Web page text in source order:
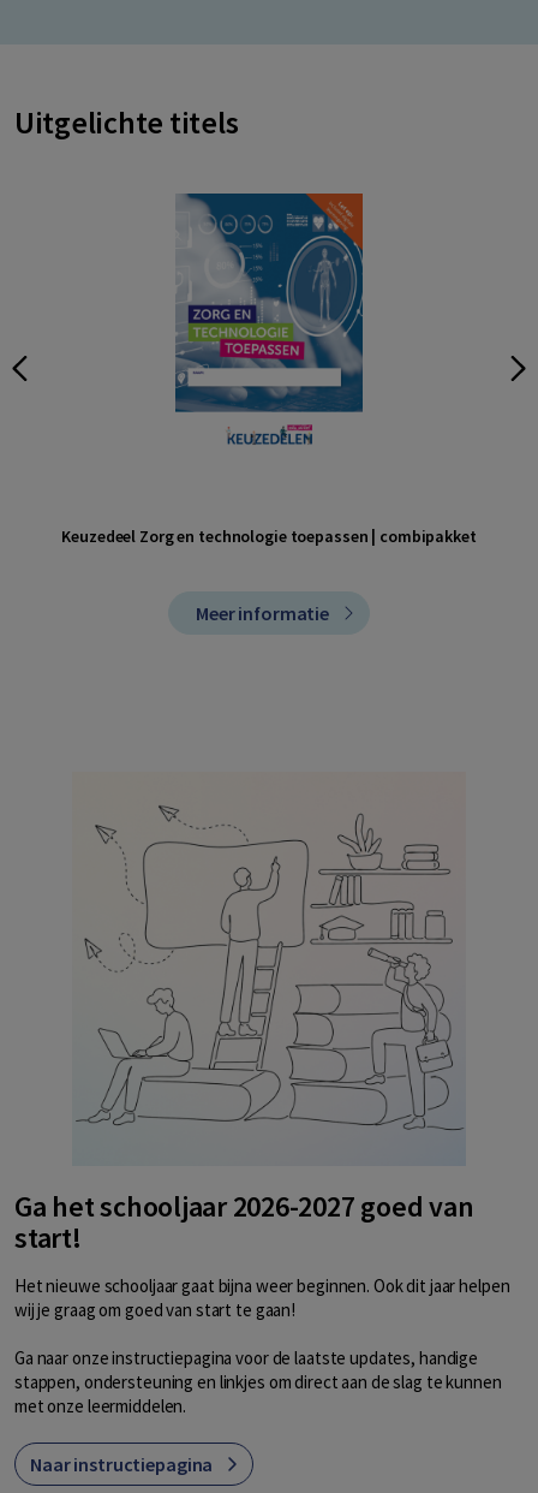
Uitgelichte titels
Keuzedeel Zorg en technologie toepassen | combipakket
Meer informatie
Ga het schooljaar 2026-2027 goed van
start!
Het nieuwe schooljaar gaat bijna weer beginnen. Ook dit jaar helpen
wij je graag om goed van start te gaan!
Ga naar onze instructiepagina voor de laatste updates, handige
stappen, ondersteuning en linkjes om direct aan de slag te kunnen
met onze leermiddelen.
Naar instructiepagina